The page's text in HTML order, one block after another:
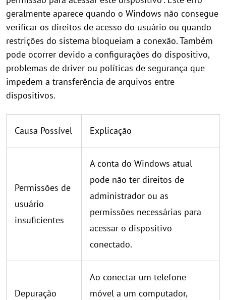
geralmente aparece quando o Windows não consegue
verificar os direitos de acesso do usuário ou quando
restrições do sistema bloqueiam a conexão. Também
pode ocorrer devido a configurações do dispositivo,
problemas de driver ou políticas de segurança que
impedem a transferência de arquivos entre
dispositivos.
Causa Possível Explicação
Permissões de
usuário
insuficientes
A conta do Windows atual
pode não ter direitos de
administrador ou as
permissões necessárias para
acessar o dispositivo
conectado.
Depuração
Ao conectar um telefone
móvel a um computador,